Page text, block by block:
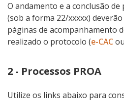
O andamento e a conclusão
(sob a forma 22/xxxxx)
páginas de acompanhamento
realizado o protocolo (e-CACou
2 - Processos PROA
Utilize os links abaixo para